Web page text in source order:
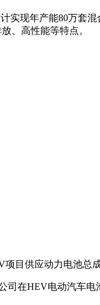
实现年产能80万套
、高性能等特点。
目供应动力电池总成
司在HEV电动汽车电